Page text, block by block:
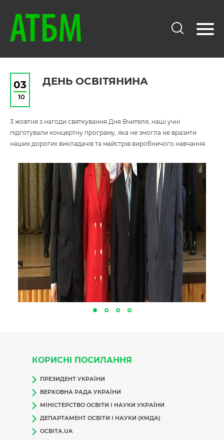
03
10
ДЕНЬ ОСВІТЯНИНА
3 жовтня з нагоди святкування Дня Вчителя, наші учні
підготували концертну програму, яка не змогла не вразити
наших дорогих викладачів та майстрів виробничого навчання.
КОРИСНІ ПОСИЛАННЯ
ПРЕЗИДЕНТ УКРАЇНИ
ВЕРХОВНА РАДА УКРАЇНИ
МІНІСТЕРСТВО ОСВІТИ І НАУКИ УКРАЇНИ
ДЕПАРТАМЕНТ ОСВІТИ І НАУКИ (КМДА)
ОСВІТА.UA